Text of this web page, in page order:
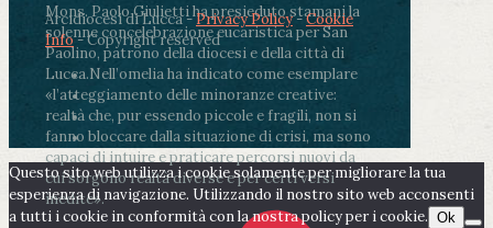
Mons. Paolo Giulietti ha presieduto stamani la
solenne concelebrazione eucaristica per San
Paolino, patrono della diocesi e della città di
Lucca.Nell’omelia ha indicato come esemplare
«l’atteggiamento delle minoranze creative:
realtà che, pur essendo piccole e fragili, non si
fanno bloccare dalla situazione di crisi, ma sono
capaci di intuire e praticare percorsi nuovi da
cui sorgono realtà diverse e per certi versi
inedite».
Arcidiocesi di Lucca -Privacy Policy-Cookie
Info- Copyright reserved
Questo sito web utilizza i cookie solamente per migliorare la tua
esperienza di navigazione. Utilizzando il nostro sito web acconsenti
a tutti i cookie in conformità con la nostra policy per i cookie. Ok